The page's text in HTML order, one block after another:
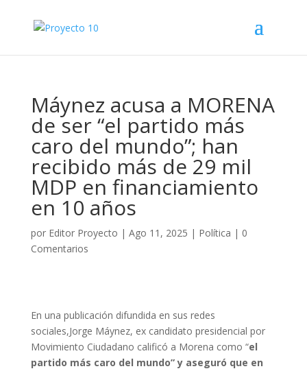
Máynez acusa a MORENA
de ser “el partido más
caro del mundo”; han
recibido más de 29 mil
MDP en financiamiento
en 10 años
por Editor Proyecto | Ago 11, 2025 | Política | 0
Comentarios
En una publicación difundida en sus redes
sociales,Jorge Máynez, ex candidato presidencial por
Movimiento Ciudadano calificó a Morena como “el
partido más caro del mundo” y aseguró que en